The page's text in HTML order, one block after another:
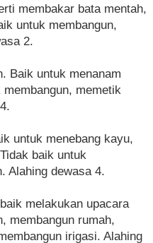
membakar bata mentah,
untuk membangun,
2.
Baik untuk menanam
memetik
untuk menebang kayu,
baik untuk
Alahing dewasa 4.
melakukan upacara
membangun rumah,
irigasi. Alahing